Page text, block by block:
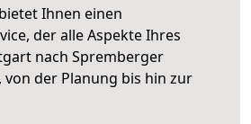
bietet Ihnen einen
der alle Aspekte Ihres
nach Spremberger
der Planung bis hin zur